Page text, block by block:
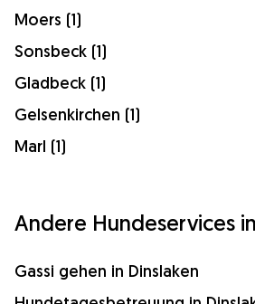
Moers (1)
Sonsbeck (1)
Gladbeck (1)
Gelsenkirchen (1)
Marl (1)
Andere Hundeservices
Gassi gehen in Dinslaken